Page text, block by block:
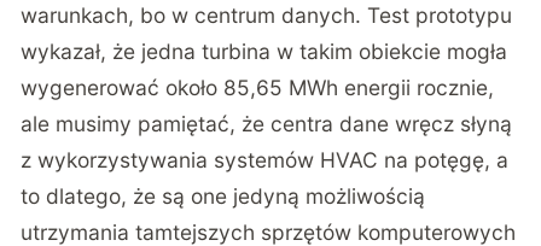
warunkach, bo w centrum danych. Test prototypu
wykazał, że jedna turbina w takim obiekcie mogła
wygenerować około 85,65 MWh energii rocznie,
ale musimy pamiętać, że centra dane wręcz słyną
z wykorzystywania systemów HVAC na potęgę, a
to dlatego, że są one jedyną możliwością
utrzymania tamtejszych sprzętów komputerowych